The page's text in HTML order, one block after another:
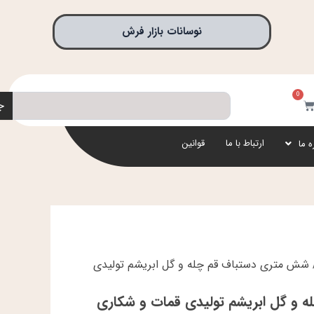
نوسانات بازار فرش
0
خرید
جستجو
ما ارتباط با ما قوانین
شش متری دستباف قم چله و گل ابریشم تولیدی
گل ابریشم تولیدی قمات و شکاری